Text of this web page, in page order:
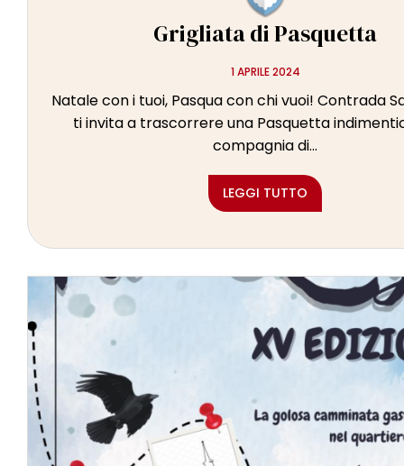
Grigliata di Pasquetta
1 APRILE 2024
Natale con i tuoi, Pasqua con chi vuoi! Contrada
ti invita a trascorrere una Pasquetta
compagnia di...
LEGGI TUTTO